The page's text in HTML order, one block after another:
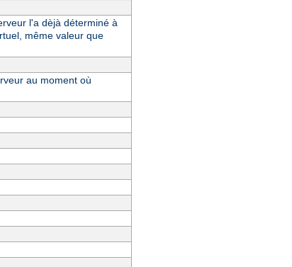
l'a dèjà déterminé à
même valeur que
au moment où